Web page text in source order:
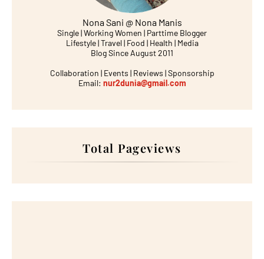
Nona Sani @ Nona Manis
Single | Working Women | Parttime Blogger
Lifestyle | Travel | Food | Health | Media
Blog Since August 2011
Collaboration | Events | Reviews | Sponsorship
Email: nur2dunia@gmail.com
Total Pageviews